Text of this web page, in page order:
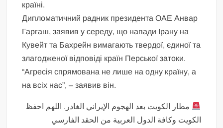
країні.
Дипломатичний радник президента ОАЕ Анвар
Гаргаш, заявив у середу, що напади Ірану на
Кувейт та Бахрейн вимагають твердої, єдиної та
злагодженої відповіді країн Перської затоки.
“Агресія спрямована не лише на одну країну, а
на всіх нас”, – заявив він.
مطار الكويت بعد الهجوم الإيراني الغادر. اللهم احفظ
الكويت وكافة الدول العربية من الحقد الفارسي